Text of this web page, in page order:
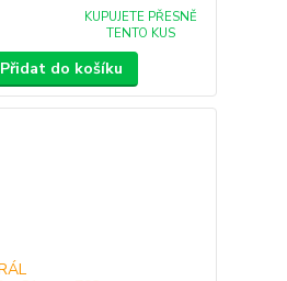
KUPUJETE PŘESNĚ
TENTO KUS
Přidat do košíku